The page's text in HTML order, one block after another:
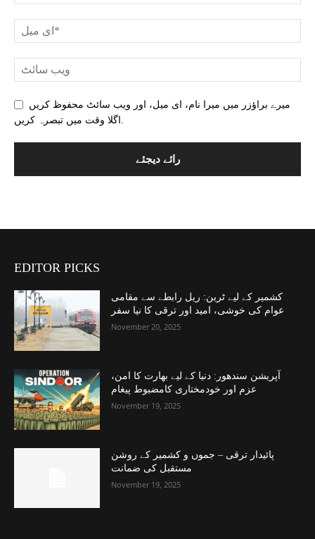
میرے براؤزر میں میرا نام، ای میل، اور ویب سائٹ محفوظ کریں
اگلا وقت میں تبصرہ کریں.
EDITOR PICKS
کشمیر کے لیے ٹرین: ریل رابطے سے مقامی
عوام کی خوشی، امید اور ترقی کا نیا سفر
November 20, 2025
آپریشن سندھور: دنیا کے لیے بھارت کا امن،
عزم اور خودمختاری کامضبوط پیغام
November 19, 2025
پائیدار ترقی – جموں و کشمیر کے روشن
مستقبل کی ضمانت
November 19, 2025